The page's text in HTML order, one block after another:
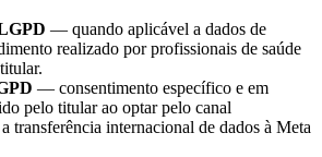
— quando aplicável a dados de
realizado por profissionais de saúde
— consentimento específico e em
pelo titular ao optar pelo canal
transferência internacional de dados à Meta